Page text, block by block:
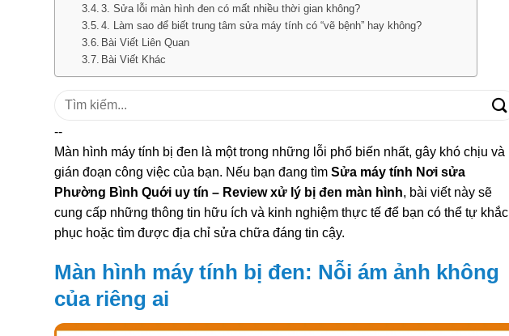
3. Sửa lỗi màn hình đen có mất nhiều thời gian không?
4. Làm sao để biết trung tâm sửa máy tính có “vẽ bệnh” hay không?
Bài Viết Liên Quan
Bài Viết Khác
Tìm
--
Màn hình máy tính bị đen là một trong những lỗi phổ biến nhất, gây khó chịu và
gián đoạn công việc của bạn. Nếu bạn đang tìm Sửa máy tính Nơi sửa
Phường Bình Quới uy tín – Review xử lý bị đen màn hình, bài viết này sẽ
cung cấp những thông tin hữu ích và kinh nghiệm thực tế để bạn có thể tự khắc
phục hoặc tìm được địa chỉ sửa chữa đáng tin cậy.
Màn hình máy tính bị đen: Nỗi ám ảnh không
của riêng ai